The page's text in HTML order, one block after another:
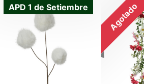
APD 1 de Setiembre Agotado